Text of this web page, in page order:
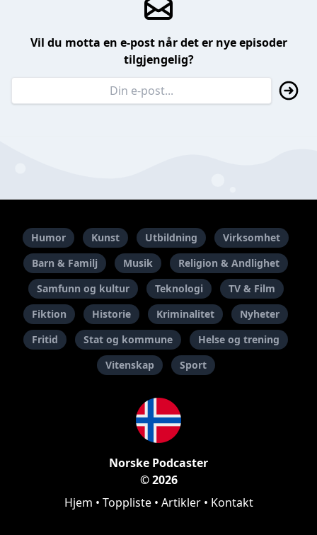
Vil du motta en e-post når det er nye episoder
tilgjengelig?
Humor Kunst Utbildning
Virksomhet
Barn & Familj
Musik
Religion & Andlighet
Samfunn og kultur
Teknologi
TV & Film
Fiktion
Historie Kriminalitet
Nyheter
Fritid
Stat og kommune
Helse og trening
Vitenskap
Sport
Norske Podcaster
© 2026
Hjem • Toppliste• Artikler• Kontakt